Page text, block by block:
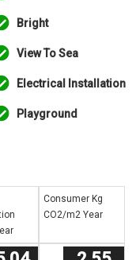
Bright
View To Sea
Electrical Installation
Playground
Consumer Kg
CO2/m2 Year